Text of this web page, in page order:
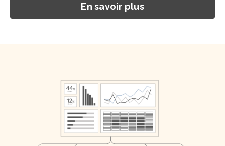
En savoir plus